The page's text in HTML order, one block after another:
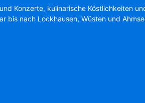
Konzerte, kulinarische Köstlichkeiten
bis nach Lockhausen, Wüsten und